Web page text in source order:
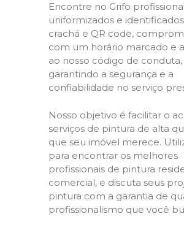
Encontre no Grifo
uniformizados e
crachá e QR code,
com um horário marcado e
ao nosso código de conduta,
garantindo a segurança e a
confiabilidade no serviço
Nosso objetivo é facilitar o
serviços de pintura de alta
que seu imóvel merece.
para encontrar os melhores
profissionais de pintura
comercial, e discuta seus
pintura com a garantia de
profissionalismo que você